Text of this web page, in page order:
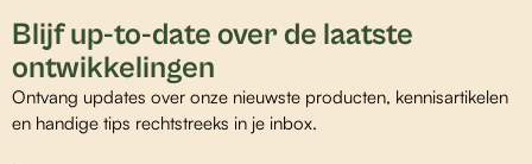
Blijf up-to-date over de laatste
ontwikkelingen
Ontvang updates over onze nieuwste producten, kennisartikelen
en handige tips rechtstreeks in je inbox.